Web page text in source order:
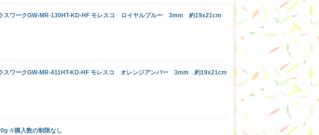
スワークGW-MR-130HT-KD-HF モレスコ ロイヤルブルー 3mm 約19x21cm
スワークGW-MR-411HT-KD-HF モレスコ オレンジアンバー 3mm 約19x21cm
☆購入数の制限なし